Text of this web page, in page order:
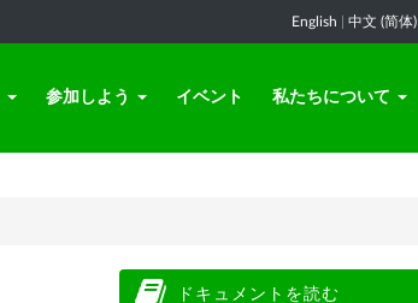
English 中文 (简体)
参加しよう イベント 私たちについて
ドキュメントを読む